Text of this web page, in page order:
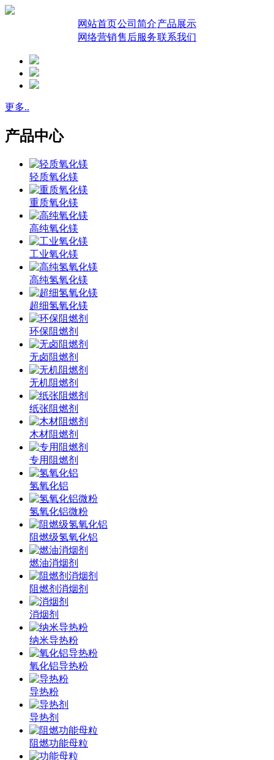
网站首页公司简介产品展示
网络营销售后服务联系我们
更多..
产品中心
轻质氧化镁
重质氧化镁
高纯氧化镁
工业氧化镁
高纯氢氧化镁
超细氢氧化镁
环保阻燃剂
无卤阻燃剂
无机阻燃剂
纸张阻燃剂
木材阻燃剂
专用阻燃剂
氢氧化铝
氢氧化铝微粉
阻燃级氢氧化铝
燃油消烟剂
阻燃剂消烟剂
消烟剂
纳米导热粉
氧化铝导热粉
导热粉
导热剂
阻燃功能母粒